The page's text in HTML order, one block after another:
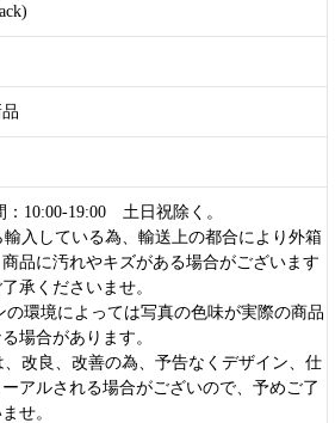
10:00-19:00 土日祝除く。
入している為、輸送上の都合により外箱
品に汚れやキズがある場合がございます
承くださいませ。
環境によっては写真の色味が実際の商品
場合があります。
改良、改善の為、予告なくデザイン、仕
アルされる場合がございので、予めご了
せ。